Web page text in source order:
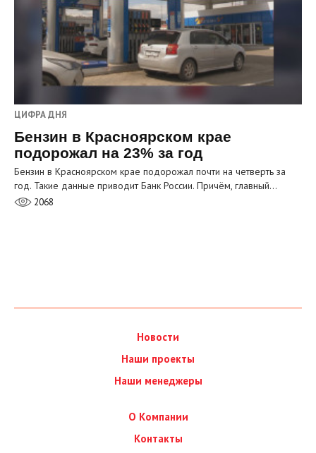
ЦИФРА ДНЯ
Бензин в Красноярском крае
подорожал на 23% за год
Бензин в Красноярском крае подорожал почти на четверть за
год. Такие данные приводит Банк России. Причём, главный…
2068
Новости
Наши проекты
Наши менеджеры
О Компании
Контакты